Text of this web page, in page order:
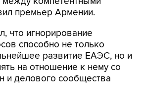
премьер Армении.
что игнорирование
способно не только
развитие ЕАЭС, но и
на отношение к нему со
и делового сообщества